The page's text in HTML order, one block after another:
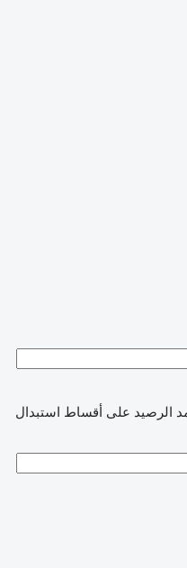
الرصيد على أقساط استبدال